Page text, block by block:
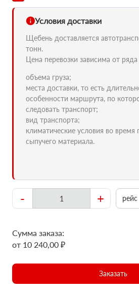
Условия доставки
Щебень доставляется
тонн.
Цена перевозки зависима от
объема груза;
места доставки, то есть
особенности маршрута, по
следовать транспорт;
вид транспорта;
климатические условия во время
сыпучего материала.
- + рейс
Сумма заказа:
от 10 240,00 ₽
Заказать